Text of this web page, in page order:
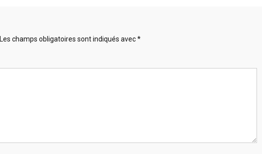
Les champs obligatoires sont indiqués avec*